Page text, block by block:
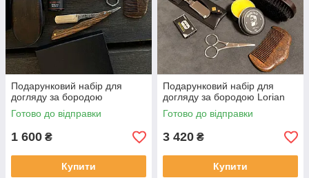
Подарунковий набір для
догляду за бородою
Готово до відправки
1 600 ₴
Купити
Подарунковий набір для
догляду за бородою Lorian
Готово до відправки
3 420 ₴
Купити